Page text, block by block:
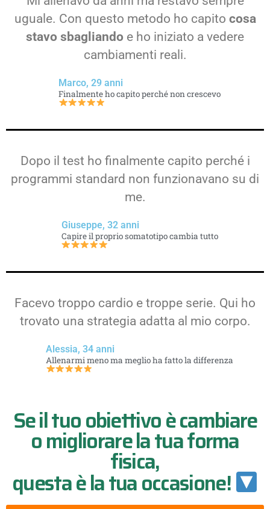
uguale. Con questo metodo ho capito cosa
stavo sbagliando e ho iniziato a vedere
cambiamenti reali.
Marco, 29 anni
Finalmente ho capito perché non crescevo
Dopo il test ho finalmente capito perché i
programmi standard non funzionavano su di
me.
Giuseppe, 32 anni
Capire il proprio somatotipo cambia tutto
Facevo troppo cardio e troppe serie. Qui ho
trovato una strategia adatta al mio corpo.
Alessia, 34 anni
Allenarmi meno ma meglio ha fatto la differenza
Se il tuo obiettivo è cambiare
o migliorare la tua forma
fisica,
questa è la tua occasione!